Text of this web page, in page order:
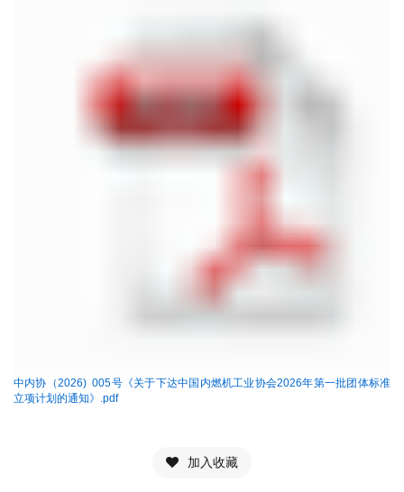
中内协（2026) 005号《关于下达中国内燃机工业协会2026年第一批团体标准
立项计划的通知》.pdf
加入收藏